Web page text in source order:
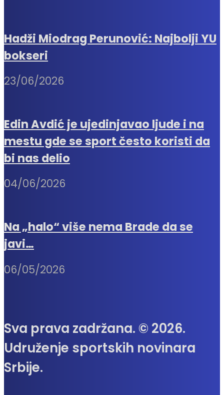
Hadži Miodrag Perunović: Najbolji YU
bokseri
23/06/2026
Edin Avdić je ujedinjavao ljude i na
mestu gde se sport često koristi da
bi nas delio
04/06/2026
Na „halo“ više nema Brade da se
javi…
06/05/2026
Sva prava zadržana. © 2026.
Udruženje sportskih novinara
Srbije.